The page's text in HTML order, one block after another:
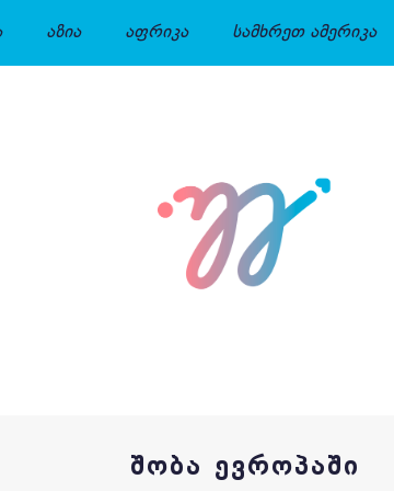
აზია აფრიკა სამხრეთ ამერიკა
ᲨᲝᲑᲐ ᲔᲕᲠᲝᲞᲐᲨᲘ